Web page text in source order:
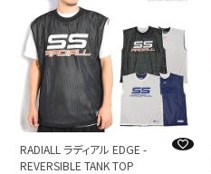
RADIALL ラディアル EDGE -
REVERSIBLE TANK TOP